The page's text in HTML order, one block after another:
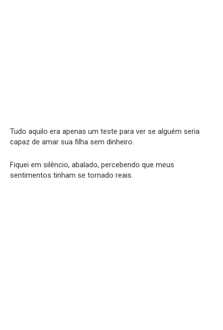
Tudo aquilo era apenas um teste para ver se alguém seria
capaz de amar sua filha sem dinheiro.
Fiquei em silêncio, abalado, percebendo que meus
sentimentos tinham se tornado reais.